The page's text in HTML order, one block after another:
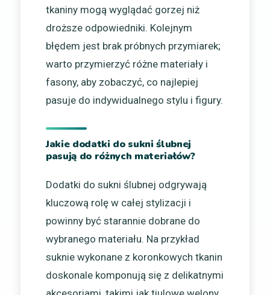
tkaniny mogą wyglądać gorzej niż
droższe odpowiedniki. Kolejnym
błędem jest brak próbnych przymiarek;
warto przymierzyć różne materiały i
fasony, aby zobaczyć, co najlepiej
pasuje do indywidualnego stylu i figury.
Jakie dodatki do sukni ślubnej
pasują do różnych materiałów?
Dodatki do sukni ślubnej odgrywają
kluczową rolę w całej stylizacji i
powinny być starannie dobrane do
wybranego materiału. Na przykład
suknie wykonane z koronkowych tkanin
doskonale komponują się z delikatnymi